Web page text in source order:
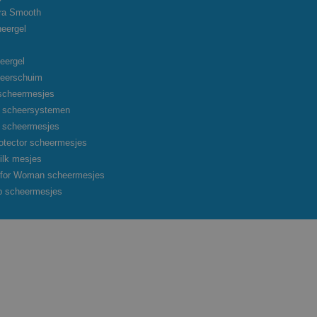
Smooth
scheermesjes
mesjes
Woman scheermesjes
scheermesjes